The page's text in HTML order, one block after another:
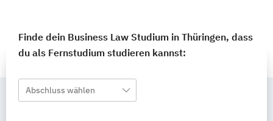
Finde dein Business Law Studium in Thüringen, dass
du als Fernstudium studieren kannst:
Abschluss wählen